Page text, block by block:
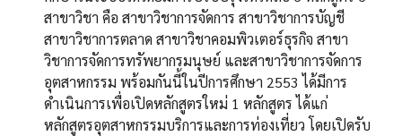
สาขาวิชา คือ สาขาวิชาการจัดการ สาขาวิชาการบัญชี
สาขาวิชาการตลาด สาขาวิชาคอมพิวเตอร์ธุรกิจ สาขา
วิชาการจัดการทรัพยากรมนุษย์ และสาขาวิชาการจัดการ
อุตสาหกรรม พร้อมกันนี้ในปีการศึกษา 2553 ได้มีการ
ดำเนินการเพื่อเปิดหลักสูตรใหม่ 1 หลักสูตร ได้แก่
หลักสูตรอุตสาหกรรมบริการและการท่องเที่ยว โดยเปิดรับ